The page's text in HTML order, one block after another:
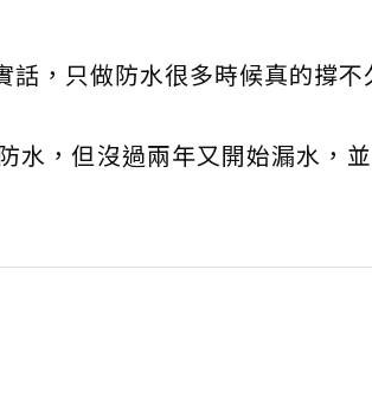
，只做防水很多時候真的撐不
水，但沒過兩年又開始漏水，